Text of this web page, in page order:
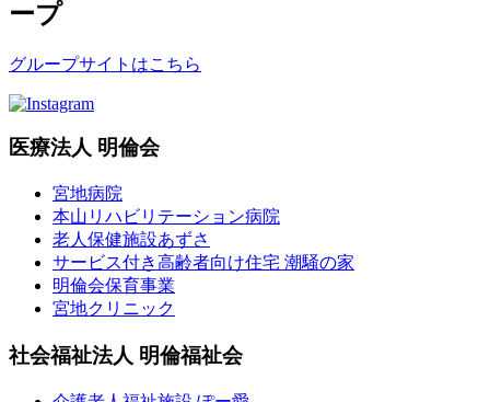
グループサイトはこちら
医療法人 明倫会
宮地病院
本山リハビリテーション病院
老人保健施設あずさ
サービス付き高齢者向け住宅 潮騒の家
明倫会保育事業
宮地クリニック
社会福祉法人 明倫福祉会